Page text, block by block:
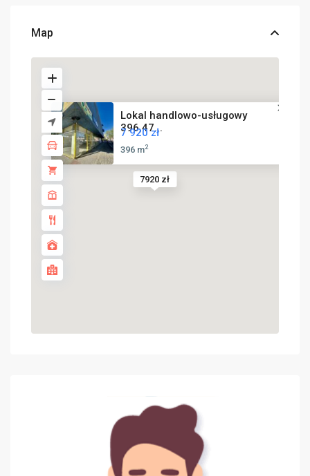
Map
7920 zł
Lokal handlowo-usługowy
396,47...
7 920 zł
396 m2